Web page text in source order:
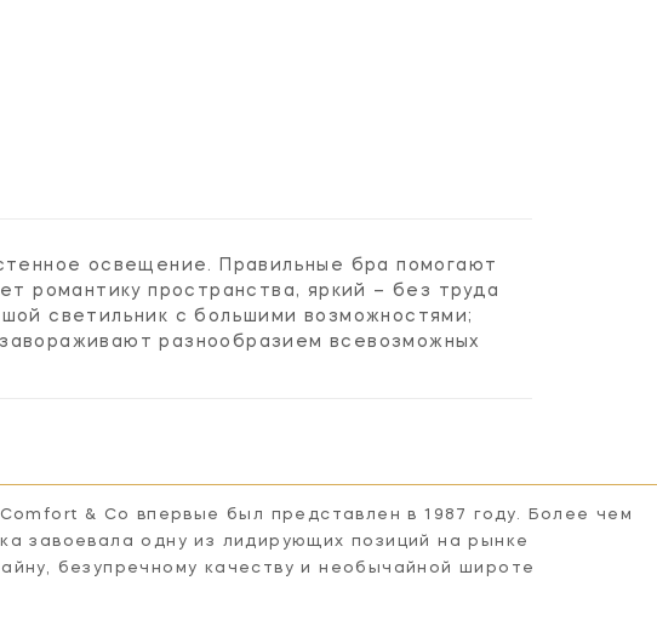
освещение. Правильные бра помогают
романтику пространства, яркий – без труда
светильник с большими возможностями;
разнообразием всевозможных
& Co впервые был представлен в 1987 году. Более чем
завоевала одну из лидирующих позиций на рынке
безупречному качеству и необычайной широте